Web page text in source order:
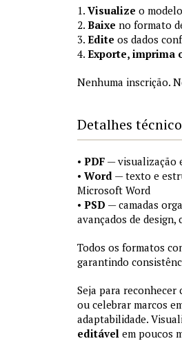
1. Visualize o
2. Baixe no formato
3. Edite os dados
4. Exporte, imprima
Nenhuma inscrição.
Detalhes
• PDF — visualização
• Word — texto e
Microsoft Word
• PSD — camadas
avançados de
Todos os formatos
garantindo
Seja para
ou celebrar marcos
adaptabilidade.
editável em poucos